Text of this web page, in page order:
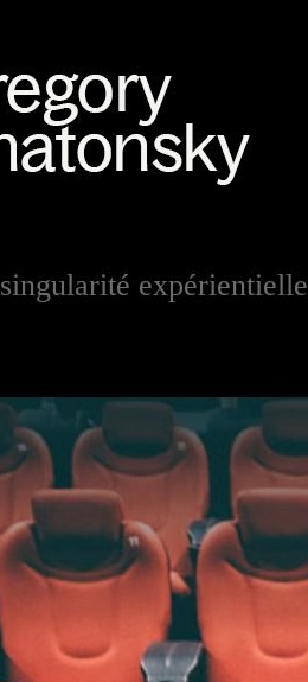
singularité expérientielle